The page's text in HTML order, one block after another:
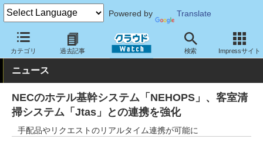
Powered by Translate
カテゴリ 過去記事 検索 Impressサイト
クラウド Watch トピック 協業・提携 国内
ニュース
NECのホテル基幹システム「NEHOPS」、客室清
掃システム「Jtas」との連携を強化
手配品やリクエストのリアルタイム連携が可能に